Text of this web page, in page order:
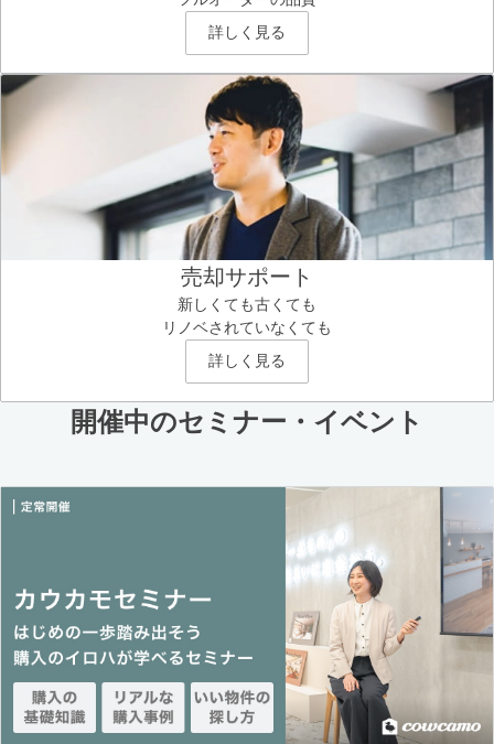
詳しく見る
売却サポート
新しくても古くても
リノベされていなくても
詳しく見る
開催中のセミナー・イベント